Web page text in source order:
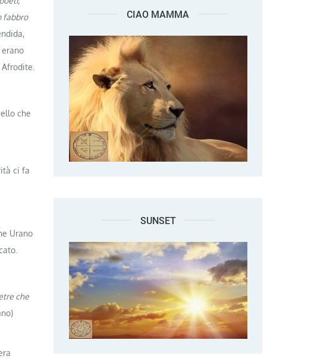
fabbro
erano
che
ci fa
Urano
che
CIAO MAMMA
SUNSET